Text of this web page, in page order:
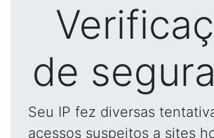
de
Seu IP fez diversas
acessos suspeitos a sites